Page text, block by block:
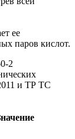
ее
паров кислот.
2
и ТР ТС